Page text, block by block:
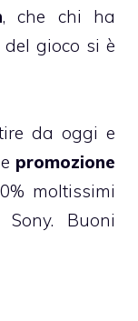
, che chi ha
gioco si è
da oggi e
promozione
moltissimi
Buoni